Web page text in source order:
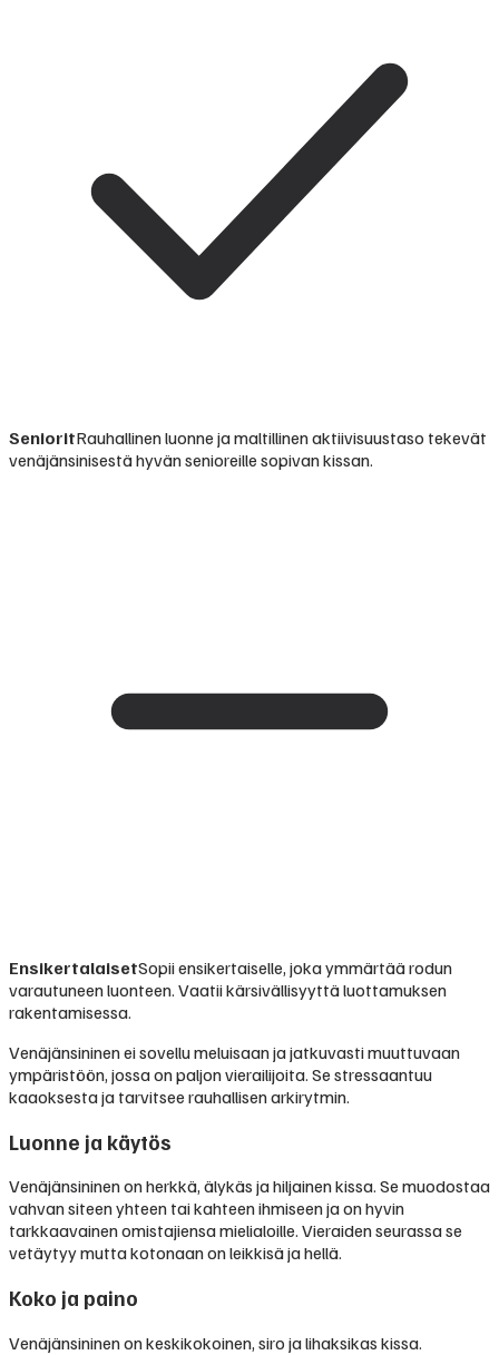
SenioritRauhallinen luonne ja maltillinen aktiivisuustaso tekevät
venäjänsinisestä hyvän senioreille sopivan kissan.
EnsikertalaisetSopii ensikertaiselle, joka ymmärtää rodun
varautuneen luonteen. Vaatii kärsivällisyyttä luottamuksen
rakentamisessa.
Venäjänsininen ei sovellu meluisaan ja jatkuvasti muuttuvaan
ympäristöön, jossa on paljon vierailijoita. Se stressaantuu
kaaoksesta ja tarvitsee rauhallisen arkirytmin.
Luonne ja käytös
Venäjänsininen on herkkä, älykäs ja hiljainen kissa. Se muodostaa
vahvan siteen yhteen tai kahteen ihmiseen ja on hyvin
tarkkaavainen omistajiensa mielialoille. Vieraiden seurassa se
vetäytyy mutta kotonaan on leikkisä ja hellä.
Koko ja paino
Venäjänsininen on keskikokoinen, siro ja lihaksikas kissa.